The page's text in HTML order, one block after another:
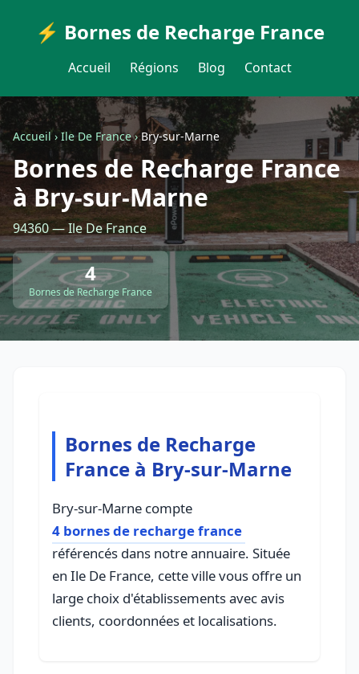
⚡ Bornes de Recharge France
Accueil Régions Blog Contact
Accueil›Ile De France›Bry-sur-Marne
Bornes de Recharge France
à Bry-sur-Marne
94360 — Ile De France
4
Bornes de Recharge France
Bornes de Recharge
France à Bry-sur-Marne
Bry-sur-Marne compte
4 bornes de recharge france
référencés dans notre annuaire. Située
en Ile De France, cette ville vous offre un
large choix d'établissements avec avis
clients, coordonnées et localisations.